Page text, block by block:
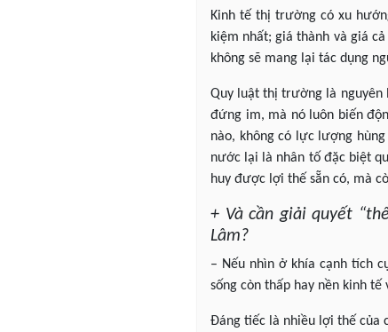
Kinh tế thị trường có xu
kiệm nhất; giá thành và giá
không sẽ mang lại tác dụng
Quy luật thị trường là nguyên
đứng im, mà nó luôn biến
nào, không có lực lượng
nước lại là nhân tố đặc biệt
huy được lợi thế sẵn có, mà
+ Và cần giải quyết
Lâm?
– Nếu nhìn ở khía cạnh tích
sống còn thấp hay nền kinh
Đáng tiếc là nhiều lợi thế của